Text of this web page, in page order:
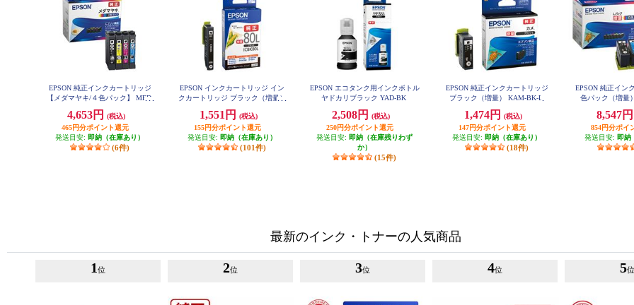
EPSON 純正インクカートリッジ
【メダマヤキ/４色パック】 MED-
4,653円
(税込)
465円分ポイント還元
発送目安: 即納（在庫あり）
(6件)
EPSON インクカートリッジ イン
クカートリッジ ブラック（増量）
1,551円
(税込)
155円分ポイント還元
発送目安: 即納（在庫あり）
(101件)
EPSON エコタンク用インクボトル
ヤドカリブラック YAD-BK
2,508円
(税込)
250円分ポイント還元
発送目安: 即納（在庫残りわず
か）
(15件)
EPSON 純正インクカートリッジ
ブラック（増量） KAM-BK-L
1,474円
(税込)
147円分ポイント還元
発送目安: 即納（在庫あり）
(18件)
EPSON 純正イン
色パック（増量
8,547円
854円分ポイ
発送目安: 即納
最新のインク・トナーの人気商品
1 位 2位 3位 4位 5位